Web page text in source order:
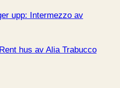
upp: Intermezzo av
Rent hus av Alia Trabucco